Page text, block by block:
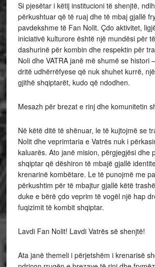
Si pjesëtar i këtij institucioni të shenjtë,
përkushtuar që të ruaj dhe të mbaj gjallë
pavdekshme të Fan Nolit. Çdo aktivitet,
iniciativë kulturore është një mundësi për
dashurinë për kombin dhe respektin për
Noli dhe VATRA janë më shumë se histori
dritë udhërrëfyese që nuk shuhet kurrë,
gjithë shqiptarët, kudo që ndodhen.
Mesazh për brezat e rinj dhe komunitetin
Në këtë ditë të shënuar, le të kujtojmë se
Nolit dhe veprimtaria e Vatrës nuk i
kaluarës. Ato janë mision, përgjegjësi dhe
shqiptar që dëshiron të mbajë gjallë
krenarinë kombëtare. Le të punojmë me
përkushtim për të mbajtur gjallë këtë
duke e bërë çdo veprim të vogël një hap
fuqizimit të kombit shqiptar.
Lavdi Fan Nolit! Lavdi Vatrës së shenjtë!
Ata janë themeli i përjetshëm i krenarisë